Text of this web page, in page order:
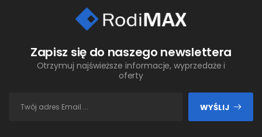
Zapisz się do naszego newslettera
Otrzymuj najświeższe informacje, wyprzedaże i
oferty
WYŚLIJ